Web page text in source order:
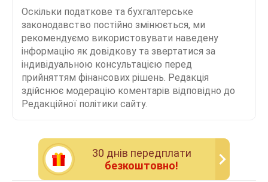
Оскільки податкове та бухгалтерське
законодавство постійно змінюється, ми
рекомендуємо використовувати наведену
інформацію як довідкову та звертатися за
індивідуальною консультацією перед
прийняттям фінансових рішень. Редакція
здійснює модерацію коментарів відповідно до
Редакційної політики сайту.
30 днiв передплати
безкоштовно!